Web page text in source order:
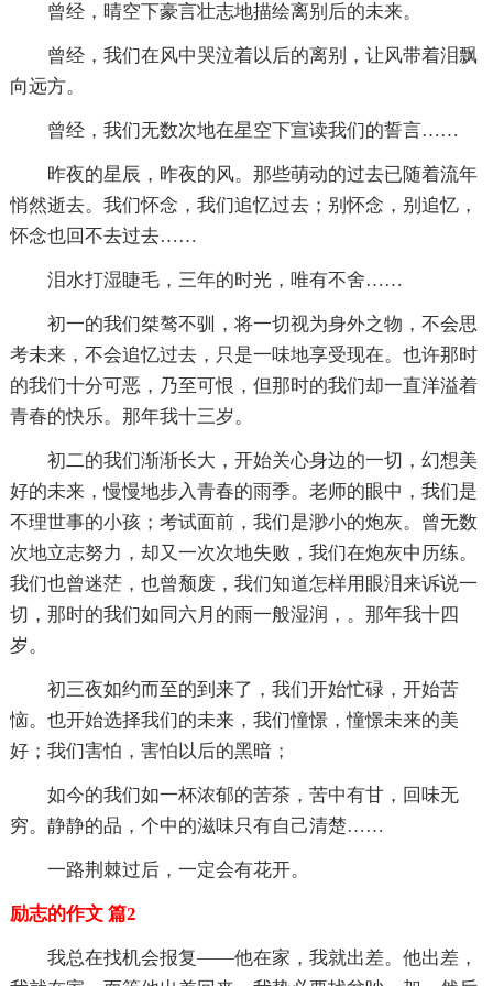
曾经，晴空下豪言壮志地描绘离别后的未来。
曾经，我们在风中哭泣着以后的离别，让风带着泪飘
向远方。
曾经，我们无数次地在星空下宣读我们的誓言……
昨夜的星辰，昨夜的风。那些萌动的过去已随着流年
悄然逝去。我们怀念，我们追忆过去；别怀念，别追忆，
怀念也回不去过去……
泪水打湿睫毛，三年的时光，唯有不舍……
初一的我们桀骜不驯，将一切视为身外之物，不会思
考未来，不会追忆过去，只是一味地享受现在。也许那时
的我们十分可恶，乃至可恨，但那时的我们却一直洋溢着
青春的快乐。那年我十三岁。
初二的我们渐渐长大，开始关心身边的一切，幻想美
好的未来，慢慢地步入青春的雨季。老师的眼中，我们是
不理世事的小孩；考试面前，我们是渺小的炮灰。曾无数
次地立志努力，却又一次次地失败，我们在炮灰中历练。
我们也曾迷茫，也曾颓废，我们知道怎样用眼泪来诉说一
切，那时的我们如同六月的雨一般湿润，。那年我十四
岁。
初三夜如约而至的到来了，我们开始忙碌，开始苦
恼。也开始选择我们的未来，我们憧憬，憧憬未来的美
好；我们害怕，害怕以后的黑暗；
如今的我们如一杯浓郁的苦茶，苦中有甘，回味无
穷。静静的品，个中的滋味只有自己清楚……
一路荆棘过后，一定会有花开。
励志的作文 篇2
我总在找机会报复——他在家，我就出差。他出差，